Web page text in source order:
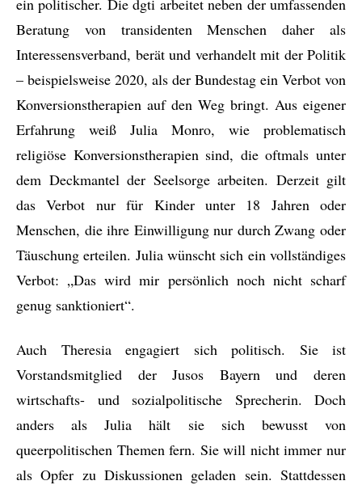
ein politischer. Die dgti arbeitet neben der umfassenden
Beratung von transidenten Menschen daher als
Interessensverband, berät und verhandelt mit der Politik
– beispielsweise 2020, als der Bundestag ein Verbot von
Konversionstherapien auf den Weg bringt. Aus eigener
Erfahrung weiß Julia Monro, wie problematisch
religiöse Konversionstherapien sind, die oftmals unter
dem Deckmantel der Seelsorge arbeiten. Derzeit gilt
das Verbot nur für Kinder unter 18 Jahren oder
Menschen, die ihre Einwilligung nur durch Zwang oder
Täuschung erteilen. Julia wünscht sich ein vollständiges
Verbot: „Das wird mir persönlich noch nicht scharf
genug sanktioniert“.
Auch Theresia engagiert sich politisch. Sie ist
Vorstandsmitglied der Jusos Bayern und deren
wirtschafts- und sozialpolitische Sprecherin. Doch
anders als Julia hält sie sich bewusst von
queerpolitischen Themen fern. Sie will nicht immer nur
als Opfer zu Diskussionen geladen sein. Stattdessen